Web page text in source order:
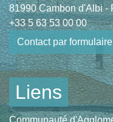
81990 Cambon d'Albi -
+33 5 63 53 00 00
Contact par formulaire
Liens